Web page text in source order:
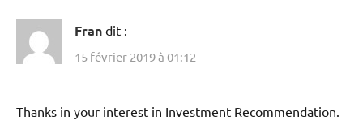
Fran dit :
15 février 2019 à 01:12
Thanks in your interest in Investment Recommendation.